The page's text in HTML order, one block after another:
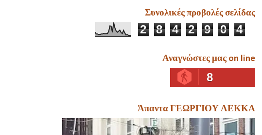
Συνολικές προβολές σελίδας
2 8 4 2 9 0 4
Αναγνώστες μας on line
8
Άπαντα ΓΕΩΡΓΙΟΥ ΛΕΚΚΑ